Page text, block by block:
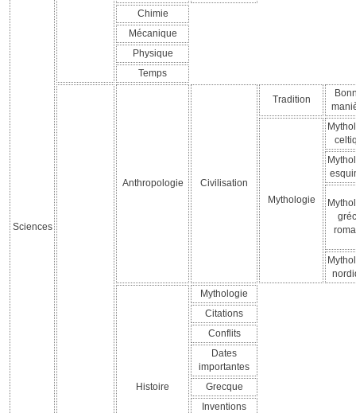
Sciences
Chimie
Mécanique
Physique
Temps
Anthropologie Civilisation
Tradition
Mythologie
Histoire
Mythologie
Citations
Conflits
Dates
importantes
Grecque
Inventions